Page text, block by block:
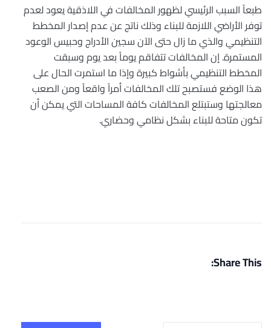
طبعاً السبب الرئيسي لظهور المخالفات في اللاذقية يعود لعدم
توفر الأراضي اللازمة للبناء وذلك ناتج عن عدم إصدار المخطط
التنظيمي والذي ما زال حتى الآن سجين الأدراج وحبيس الوعود
المستمرة. إن المخالفات تتفاقم يوماً بعد يوم وسبقت
المخطط التنظيمي بأشواط كبيرة وإذا ما استمرت الحال على
هذا الوضع فستصبح تلك المخالفات أمراً واقعاً ومن الصعب
معالجتها وستبتلع المخالفات كافة المساحات التي يمكن أن
تكون متاحة للبناء بشكل نظامي وحضاري. ‏
Share This: